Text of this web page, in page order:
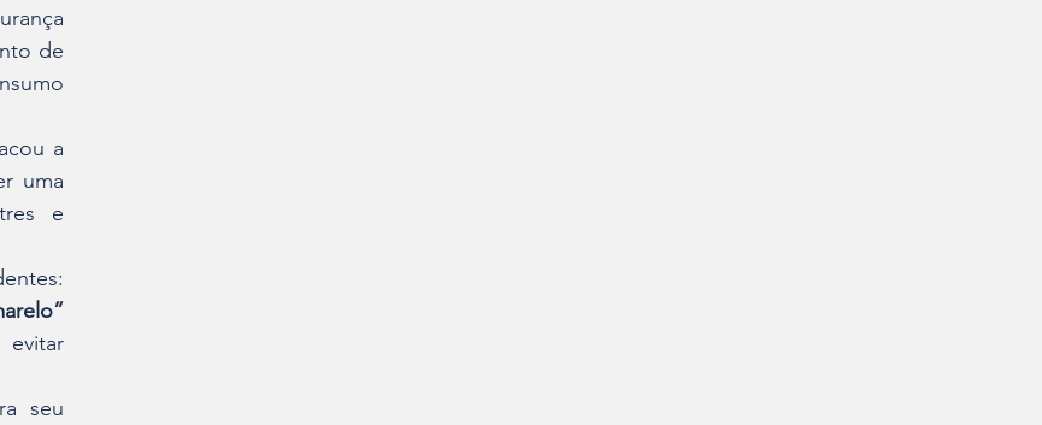
de
a
uma
e
evitar
seu